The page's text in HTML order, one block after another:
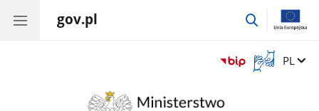
gov.pl
przejdź
Otwórz
okno
Zmień
PL